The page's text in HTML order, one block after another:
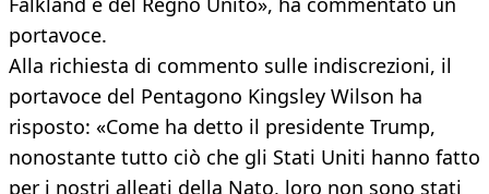
portavoce.
Alla richiesta di commento sulle indiscrezioni, il
portavoce del Pentagono Kingsley Wilson ha
risposto: «Come ha detto il presidente Trump,
nonostante tutto ciò che gli Stati Uniti hanno fatto
per i nostri alleati della Nato, loro non sono stati